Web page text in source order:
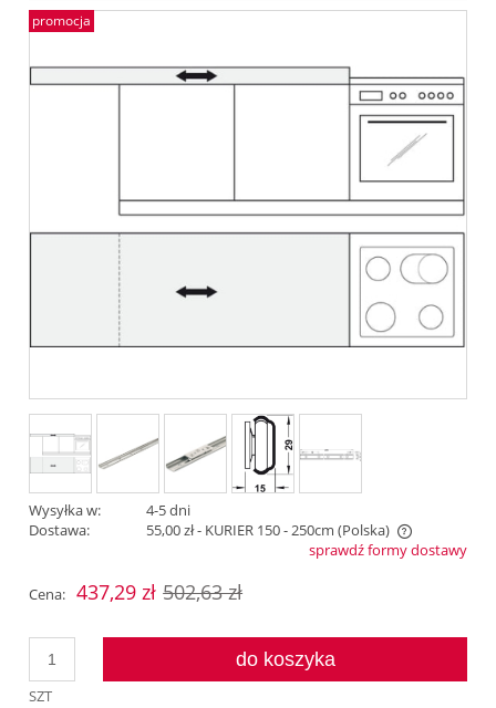
promocja
Wysyłka w:
4-5 dni
Dostawa:
55,00 zł- KURIER 150 - 250cm (Polska)
Cena nie zawiera ewentualnych kosztów płatnościsprawdź formy dostawy
Cena: 437,29 zł 502,63 zł
SZT
do koszyka